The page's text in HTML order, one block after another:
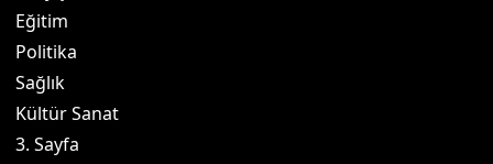
Eğitim
Politika
Sağlık
Kültür Sanat
3. Sayfa